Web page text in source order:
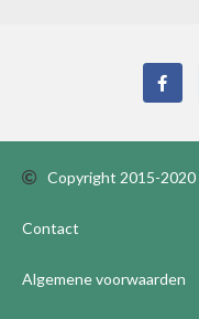
Copyright 2015-2020
Contact
Algemene voorwaarden